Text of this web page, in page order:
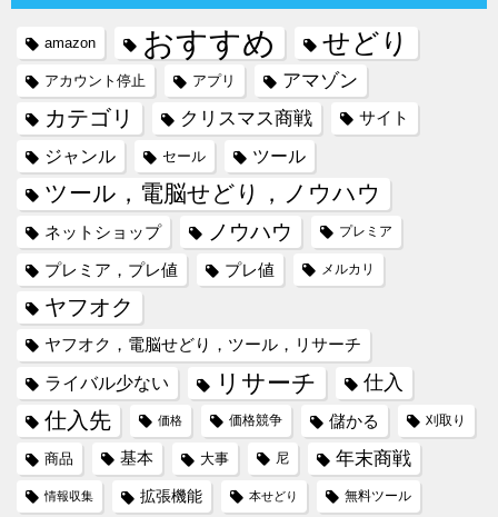
amazon おすすめ せどり
アカウント停止 アプリ アマゾン
カテゴリ クリスマス商戦 サイト
ジャンル セール ツール
ツール，電脳せどり，ノウハウ
ネットショップ ノウハウ プレミア
プレミア，プレ値 プレ値 メルカリ
ヤフオク
ヤフオク，電脳せどり，ツール，リサーチ
ライバル少ない リサーチ 仕入
仕入先 価格 価格競争 儲かる 刈取り
商品 基本 大事 尼 年末商戦
情報収集 拡張機能 本せどり 無料ツール